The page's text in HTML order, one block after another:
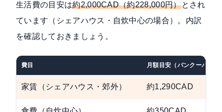
生活費の目安は約2,000CAD（約228,000円）とされ
ています（シェアハウス・自炊中心の場合）。内訳
を確認しておきましょう。
費目 月額目安（バンクーバー）
家賃（シェアハウス・郊外） 約1,290CAD